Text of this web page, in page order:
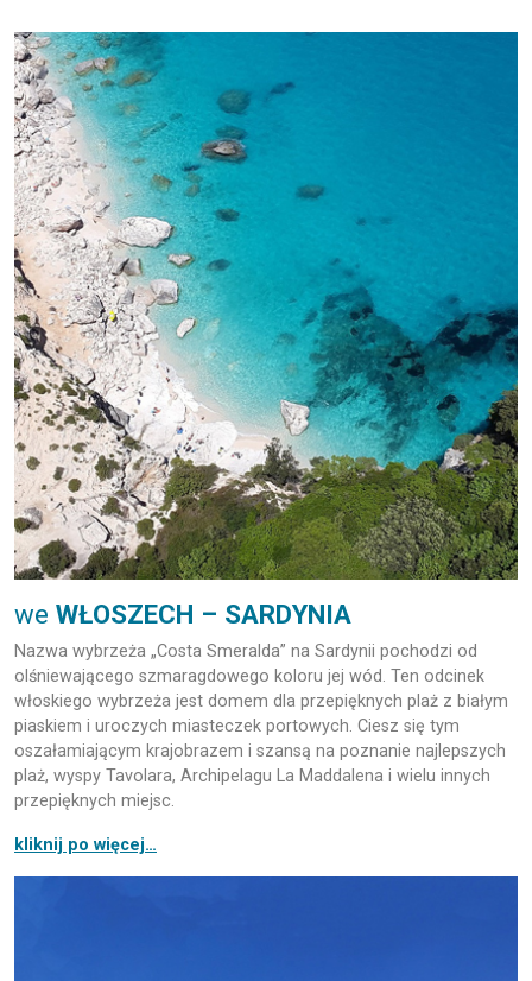
we WŁOSZECH – SARDYNIA
Nazwa wybrzeża „Costa Smeralda” na Sardynii pochodzi od
olśniewającego szmaragdowego koloru jej wód. Ten odcinek
włoskiego wybrzeża jest domem dla przepięknych plaż z białym
piaskiem i uroczych miasteczek portowych. Ciesz się tym
oszałamiającym krajobrazem i szansą na poznanie najlepszych
plaż, wyspy Tavolara, Archipelagu La Maddalena i wielu innych
przepięknych miejsc.
kliknij po więcej…